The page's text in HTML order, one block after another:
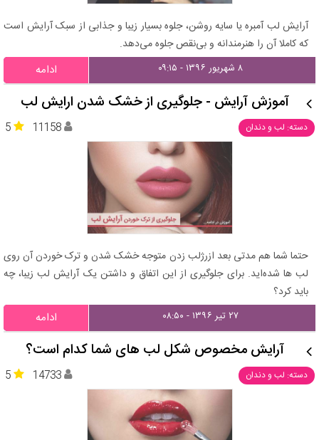
آرایش لب آمبره یا سایه روشن، جلوه بسیار زیبا و جذابی از سبک آرایش است
که کاملا آن را هنرمندانه و بی‌نقص جلوه می‌دهد.
۸ شهریور ۱۳۹۶ - ۰۹:۱۵ ادامه
آموزش آرایش - جلوگیری از خشک شدن ارایش لب
دسته: لب و دندان 5 11158
حتما شما هم مدتی بعد ازرژلب زدن متوجه خشک شدن و ترک خوردن آن روی
لب ها شده‌اید. برای جلوگیری از این اتفاق و داشتن یک آرایش لب زیبا، چه
باید کرد؟
۲۷ تیر ۱۳۹۶ - ۰۸:۵۰ ادامه
آرایش مخصوص شکل لب های شما کدام است؟
دسته: لب و دندان 5 14733